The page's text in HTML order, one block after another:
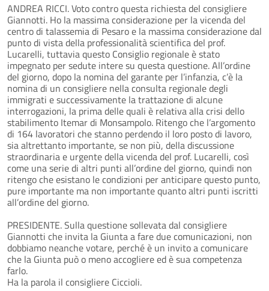
ANDREA RICCI. Voto contro questa richiesta del consigliere
Giannotti. Ho la massima considerazione per la vicenda del
centro di talassemia di Pesaro e la massima considerazione dal
punto di vista della professionalità scientifica del prof.
Lucarelli, tuttavia questo Consiglio regionale è stato
impegnato per sedute intere su questa questione. All’ordine
del giorno, dopo la nomina del garante per l’infanzia, c’è la
nomina di un consigliere nella consulta regionale degli
immigrati e successivamente la trattazione di alcune
interrogazioni, la prima delle quali è relativa alla crisi dello
stabilimento Itemar di Monsampolo. Ritengo che l’argomento
di 164 lavoratori che stanno perdendo il loro posto di lavoro,
sia altrettanto importante, se non più, della discussione
straordinaria e urgente della vicenda del prof. Lucarelli, così
come una serie di altri punti all’ordine del giorno, quindi non
ritengo che esistano le condizioni per anticipare questo punto,
pure importante ma non importante quanto altri punti iscritti
all’ordine del giorno.
PRESIDENTE. Sulla questione sollevata dal consigliere
Giannotti che invita la Giunta a fare due comunicazioni, non
dobbiamo neanche votare, perché è un invito a comunicare
che la Giunta può o meno accogliere ed è sua competenza
farlo.
Ha la parola il consigliere Ciccioli.